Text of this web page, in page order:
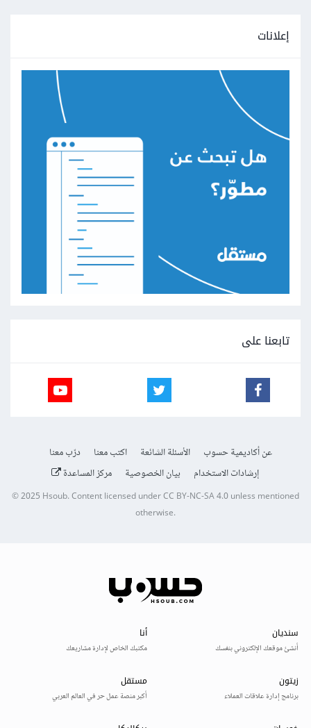
إعلانات
تابعنا على
عن أكاديمية حسوب الأسئلة الشائعة اكتب معنا
درّب معنا
إرشادات الاستخدام
بيان الخصوصية مركز المساعدة
© 2025Hsoub.Content licensed underCC BY-NC-SA 4.0unless mentioned
otherwise.